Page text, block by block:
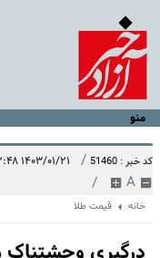
منو
کد خبر : 51460 / ۱۴۰۳/۰۱/۲۱ ۱۵:۵۲:۴۸
A
/
خانه قیمت طلا
درگیری وحشتناک